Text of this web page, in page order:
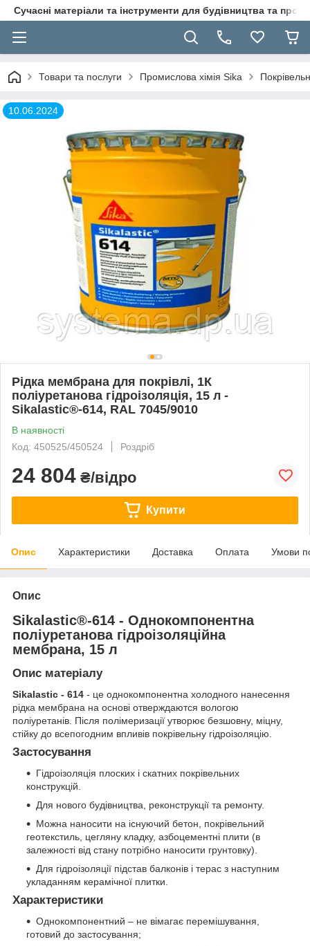
Сучасні матеріали та інструменти для будівництва та
Товари та послуги Промислова хімія Sika
10.06.2024
Рідка мембрана для покрівлі, 1К
поліуретанова гідроізоляція, 15 л -
Sikalastic®-614, RAL 7045/9010
В наявності
Код: 450525/450524
Роздріб
24 804 ₴/відро
Купити
Опис Характеристики Доставка Оплата Умови
Опис
Sikalastic®-614 - Однокомпонентна
поліуретанова гідроізоляційна
мембрана, 15 л
Опис матеріалу
Sikalastic - 614 - це однокомпонентна холодного нанесення
рідка мембрана на основі отверждаются вологою
поліуретанів. Після полімеризації утворює безшовну, міцну,
стійку до всепогодним впливів покрівельну гідроізоляцію.
Застосування
Гідроізоляція плоских і скатних покрівельних
конструкцій.
Для нового будівництва, реконструкції та ремонту.
Можна наносити на існуючий бетон, покрівельний
геотекстиль, цегляну кладку, азбоцементні плити (в
залежності від стану потрібно наносити грунтовку).
Для гідроізоляції підстав балконів і терас з наступним
укладанням керамічної плитки.
Характеристики
Однокомпонентний – не вімагає перемішування,
готовий до застосування;